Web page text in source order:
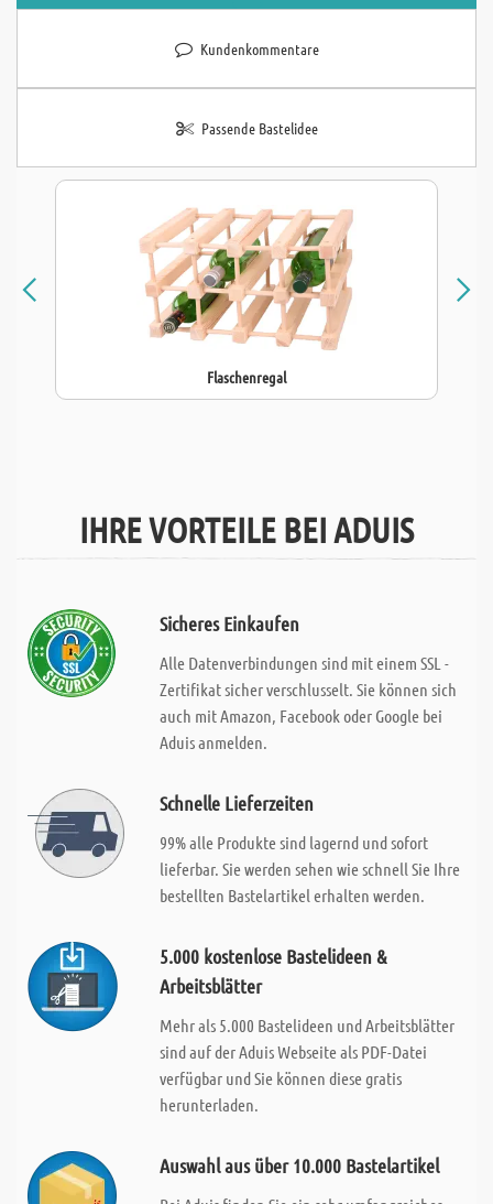
Kundenkommentare
Passende Bastelidee
Flaschenregal
IHRE VORTEILE BEI ADUIS
Sicheres Einkaufen
Alle Datenverbindungen sind mit einem SSL -
Zertifikat sicher verschlusselt. Sie können sich
auch mit Amazon, Facebook oder Google bei
Aduis anmelden.
Schnelle Lieferzeiten
99% alle Produkte sind lagernd und sofort
lieferbar. Sie werden sehen wie schnell Sie Ihre
bestellten Bastelartikel erhalten werden.
5.000 kostenlose Bastelideen &
Arbeitsblätter
Mehr als 5.000 Bastelideen und Arbeitsblätter
sind auf der Aduis Webseite als PDF-Datei
verfügbar und Sie können diese gratis
herunterladen.
Auswahl aus über 10.000 Bastelartikel